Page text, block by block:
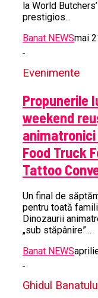
la World
prestigios...
Banat NEWSmai
Evenimente
Propunerile
weekend
animatronici
Food Truck
Tattoo
Un final de
pentru toată
Dinozaurii
„sub stăpânire”...
Banat NEWS
Ghidul